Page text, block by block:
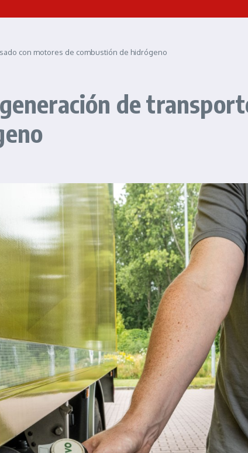
con motores de combustión de hidrógeno
de